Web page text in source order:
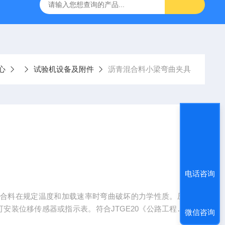
钢结构防火涂料测厚仪 砂基透水砖透水速率试验装置
试验机设备及附件 沥青混合料小梁弯曲夹具
料在规定温度和加载速率时弯曲破坏的力学性质。压
装位移传感器或指示表。符合JTGE20《公路工程青
电话咨询
微信咨询